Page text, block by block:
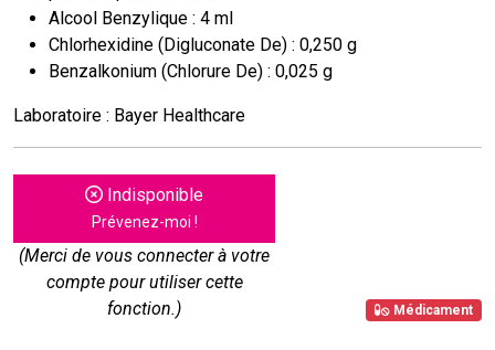
Alcool Benzylique : 4 ml
Chlorhexidine (Digluconate De) : 0,250 g
Benzalkonium (Chlorure De) : 0,025 g
Laboratoire : Bayer Healthcare
Indisponible
Prévenez-moi !
(Merci de vous connecter à votre
compte pour utiliser cette
fonction.)
Médicament